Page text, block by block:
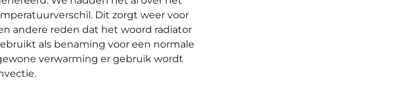
Dit zorgt weer voor
andere reden dat het woord radiator
als benaming voor een normale
verwarming er gebruik wordt